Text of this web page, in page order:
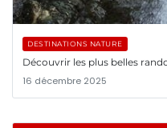
DESTINATIONS NATURE
Découvrir les plus belles
16 décembre 2025